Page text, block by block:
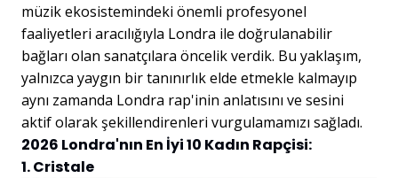
müzik ekosistemindeki önemli profesyonel
faaliyetleri aracılığıyla Londra ile doğrulanabilir
bağları olan sanatçılara öncelik verdik. Bu yaklaşım,
yalnızca yaygın bir tanınırlık elde etmekle kalmayıp
aynı zamanda Londra rap'inin anlatısını ve sesini
aktif olarak şekillendirenleri vurgulamamızı sağladı.
2026 Londra'nın En İyi 10 Kadın Rapçisi:
1. Cristale